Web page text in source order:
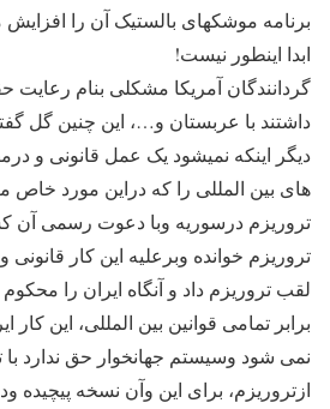
برنامه موشکهای بالستیک آن را
ابدا اینطور نیست!
گردانندگان آمریکا مشکلی بنام رعایت
داشتند با عربستان و…، این چنین گل
دیگر اینکه نمیشود یک عمل قانونی و
های بین المللی را که دراین مورد خاص
تروریزم درسوریه وبا دعوت رسمی آن
تروریزم خوانده وبرعلیه این کار
لقب تروریزم داد و آنگاه ایران را
برابر تمامی قوانین بین المللی، این
نمی شود وسیستم جهانخوار حق ندارد
ازتروریزم، برای این وآن نسخه پیچیده